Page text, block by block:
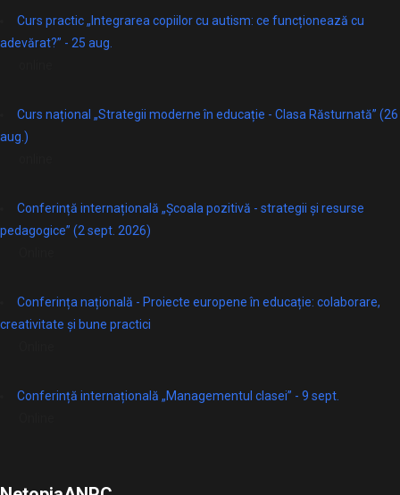
Curs practic „Integrarea copiilor cu autism: ce funcționează cu
adevărat?” - 25 aug.
Curs național „Strategii moderne în educație - Clasa Răsturnată” (26
aug.)
Conferință internațională „Școala pozitivă - strategii și resurse
pedagogice” (2 sept. 2026)
Conferința națională - Proiecte europene în educație: colaborare,
creativitate și bune practici
Conferință internațională „Managementul clasei” - 9 sept.